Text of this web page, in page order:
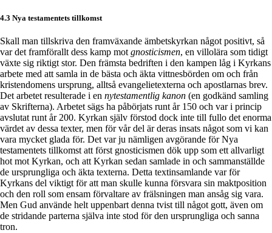
4.3 Nya testamentets tillkomst
Skall man tillskriva den framväxande ämbetskyrkan något positivt, så
var det framförallt dess kamp mot gnosticismen, en villolära som tidigt
växte sig riktigt stor. Den främsta bedriften i den kampen låg i Kyrkans
arbete med att samla in de bästa och äkta vittnesbörden om och från
kristendomens ursprung, alltså evangelietexterna och apostlarnas brev.
Det arbetet resulterade i en nytestamentlig kanon (en godkänd samling
av Skrifterna). Arbetet sägs ha påbörjats runt år 150 och var i princip
avslutat runt år 200. Kyrkan själv förstod dock inte till fullo det enorma
värdet av dessa texter, men för vår del är deras insats något som vi kan
vara mycket glada för. Det var ju nämligen avgörande för Nya
testamentets tillkomst att först gnosticismen dök upp som ett allvarligt
hot mot Kyrkan, och att Kyrkan sedan samlade in och sammanställde
de ursprungliga och äkta texterna. Detta textinsamlande var för
Kyrkans del viktigt för att man skulle kunna försvara sin maktposition
och den roll som ensam förvaltare av frälsningen man ansåg sig vara.
Men Gud använde helt uppenbart denna tvist till något gott, även om
de stridande parterna själva inte stod för den ursprungliga och sanna
tron.